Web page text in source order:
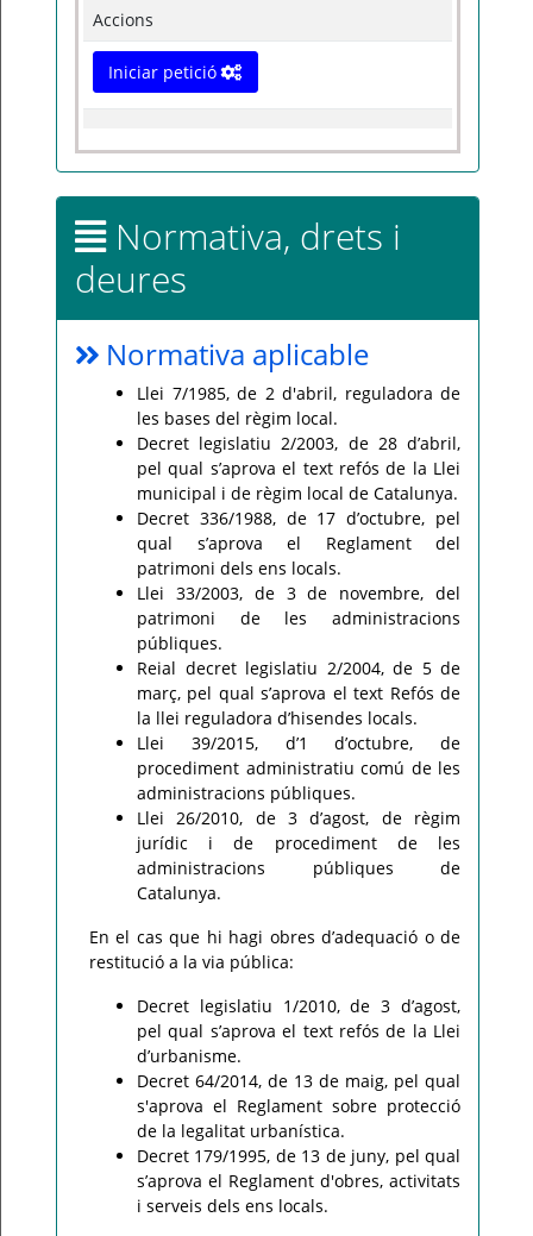
Accions
Iniciar petició
Normativa, drets i
deures
Normativa aplicable
Llei 7/1985, de 2 d'abril, reguladora de
les bases del règim local.
Decret legislatiu 2/2003, de 28 d’abril,
pel qual s’aprova el text refós de la Llei
municipal i de règim local de Catalunya.
Decret 336/1988, de 17 d’octubre, pel
qual s’aprova el Reglament del
patrimoni dels ens locals.
Llei 33/2003, de 3 de novembre, del
patrimoni de les administracions
públiques.
Reial decret legislatiu 2/2004, de 5 de
març, pel qual s’aprova el text Refós de
la llei reguladora d’hisendes locals.
Llei 39/2015, d’1 d’octubre, de
procediment administratiu comú de les
administracions públiques.
Llei 26/2010, de 3 d’agost, de règim
jurídic i de procediment de les
administracions públiques de
Catalunya.
En el cas que hi hagi obres d’adequació o de
restitució a la via pública:
Decret legislatiu 1/2010, de 3 d’agost,
pel qual s’aprova el text refós de la Llei
d’urbanisme.
Decret 64/2014, de 13 de maig, pel qual
s'aprova el Reglament sobre protecció
de la legalitat urbanística.
Decret 179/1995, de 13 de juny, pel qual
s’aprova el Reglament d'obres, activitats
i serveis dels ens locals.